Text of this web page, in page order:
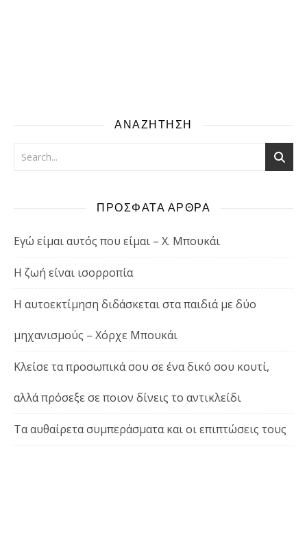
ΑΝΑΖΗΤΗΣΗ
ΠΡΟΣΦΑΤΑ ΑΡΘΡΑ
Εγώ είμαι αυτός που είμαι – Χ. Μπουκάι
Η ζωή είναι ισορροπία
Η αυτοεκτίμηση διδάσκεται στα παιδιά με δύο
μηχανισμούς – Χόρχε Μπουκάι
Κλείσε τα προσωπικά σου σε ένα δικό σου κουτί,
αλλά πρόσεξε σε ποιον δίνεις το αντικλείδι
Τα αυθαίρετα συμπεράσματα και οι επιπτώσεις τους